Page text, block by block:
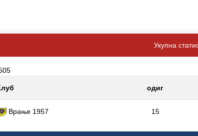
Укупна
одиг
Врање 1957 15